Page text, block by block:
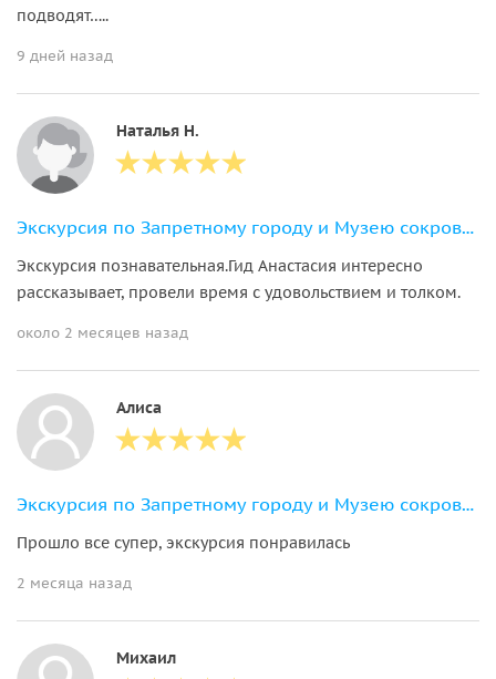
подводят…..
9 дней назад
Наталья Н.
Экскурсия по Запретному городу и Музею сокровищ в группе
Экскурсия познавательная.Гид Анастасия интересно
рассказывает, провели время с удовольствием и толком.
около 2 месяцев назад
Алиса
Экскурсия по Запретному городу и Музею сокровищ в группе
Прошло все супер, экскурсия понравилась
2 месяца назад
Михаил